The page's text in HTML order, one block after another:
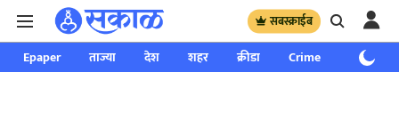
सबस्क्राईब
Epaper ताज्या देश शहर क्रीडा Crime साप्ताहिक